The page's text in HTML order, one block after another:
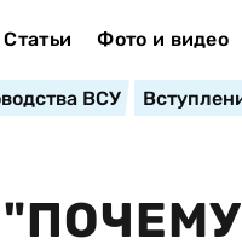
Статьи Фото и видео
ВСУ